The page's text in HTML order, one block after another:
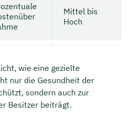
Mittel bis
Hoch
wie eine gezielte
nur die Gesundheit der
sondern auch zur
Besitzer beiträgt.